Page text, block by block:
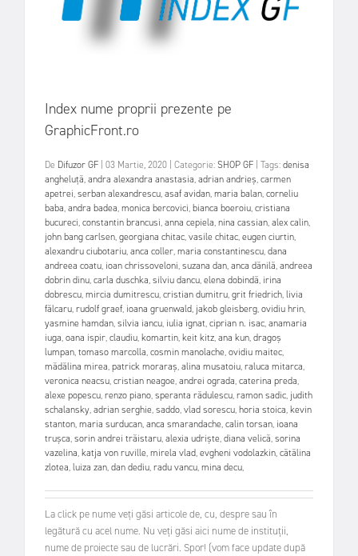
Index nume proprii prezente pe
GraphicFront.ro
De Difuzor GF | 03 Martie, 2020 | Categorie:SHOP GF | Tags:denisa
angheluță,andra alexandra anastasia,adrian andrieș,carmen
apetrei,serban alexandrescu,asaf avidan,maria balan,corneliu
baba,andra badea,monica bercovici,bianca boeroiu,cristiana
bucureci,constantin brancusi,anna cepiela,nina cassian,alex calin,
john bang carlsen,georgiana chitac,vasile chitac,eugen ciurtin,
alexandru ciubotariu,anca coller,maria constantinescu,dana
andreea coatu, ioan chrissoveloni,suzana dan,anca dănilă,andreea
dobrin dinu,carla duschka,silviu dancu,elena dobindă, irina
dobrescu,mircia dumitrescu,cristian dumitru,grit friedrich,livia
fălcaru,rudolf graef, ioana gruenwald, jakob gleisberg,ovidiu hrin,
yasmine hamdan,silvia iancu, iulia ignat,ciprian n. isac,anamaria
iuga,oana ispir,claudiu,komartin,keit kitz,ana kun,dragoș
lumpan,tomaso marcolla,cosmin manolache,ovidiu maitec,
mădălina mirea,patrick moraraș,alina musatoiu,raluca mitarca,
veronica neacsu,cristian neagoe,andrei ograda,caterina preda,
alexe popescu,renzo piano,speranta rădulescu,ramon sadic, judith
schalansky,adrian serghie,saddo,vlad sorescu,horia stoica,kevin
stanton,maria surducan,anca smarandache,calin torsan, ioana
trușca,sorin andrei trăistaru,alexia udriște,diana velică,sorina
vazelina,katja von ruville,mirela vlad,evgheni vodolazkin,cătălina
zlotea,luiza zan,dan dediu,radu vancu,mina decu,
La click pe nume veți găsi articole de, cu, despre sau în
legătură cu acel nume. Nu veți găsi aici nume de instituții,
nume de proiecte sau de lucrări. Spor! (vom face update după